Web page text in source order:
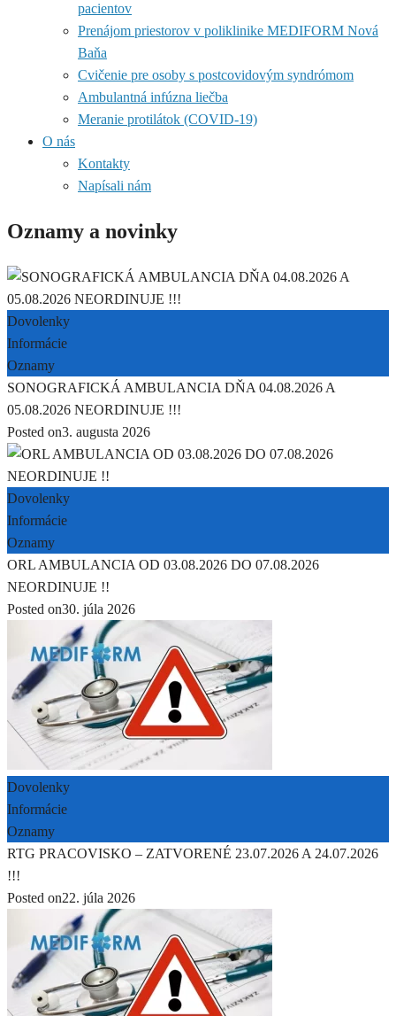
pacientov
Prenájom priestorov v poliklinike MEDIFORM Nová
Baňa
Cvičenie pre osoby s postcovidovým syndrómom
Ambulantná infúzna liečba
Meranie protilátok (COVID-19)
O nás
Kontakty
Napísali nám
Oznamy a novinky
Dovolenky
Informácie
Oznamy
SONOGRAFICKÁ AMBULANCIA DŇA 04.08.2026 A
05.08.2026 NEORDINUJE !!!
Posted on3. augusta 2026
Dovolenky
Informácie
Oznamy
ORL AMBULANCIA OD 03.08.2026 DO 07.08.2026
NEORDINUJE !!
Posted on30. júla 2026
Dovolenky
Informácie
Oznamy
RTG PRACOVISKO – ZATVORENÉ 23.07.2026 A 24.07.2026
!!!
Posted on22. júla 2026